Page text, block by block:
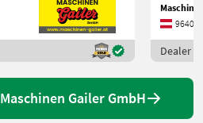
9640
Dealer
Gailer GmbH